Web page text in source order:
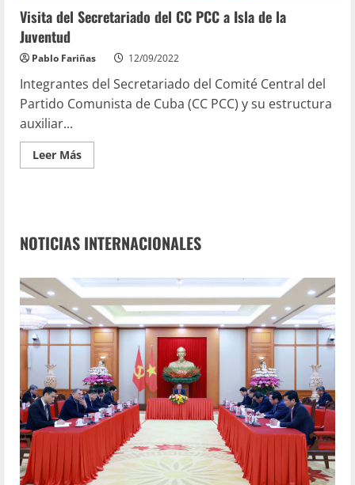
Visita del Secretariado del CC PCC a Isla de la
Juventud
Pablo Fariñas 12/09/2022
Integrantes del Secretariado del Comité Central del
Partido Comunista de Cuba (CC PCC) y su estructura
auxiliar...
Leer Más
NOTICIAS INTERNACIONALES